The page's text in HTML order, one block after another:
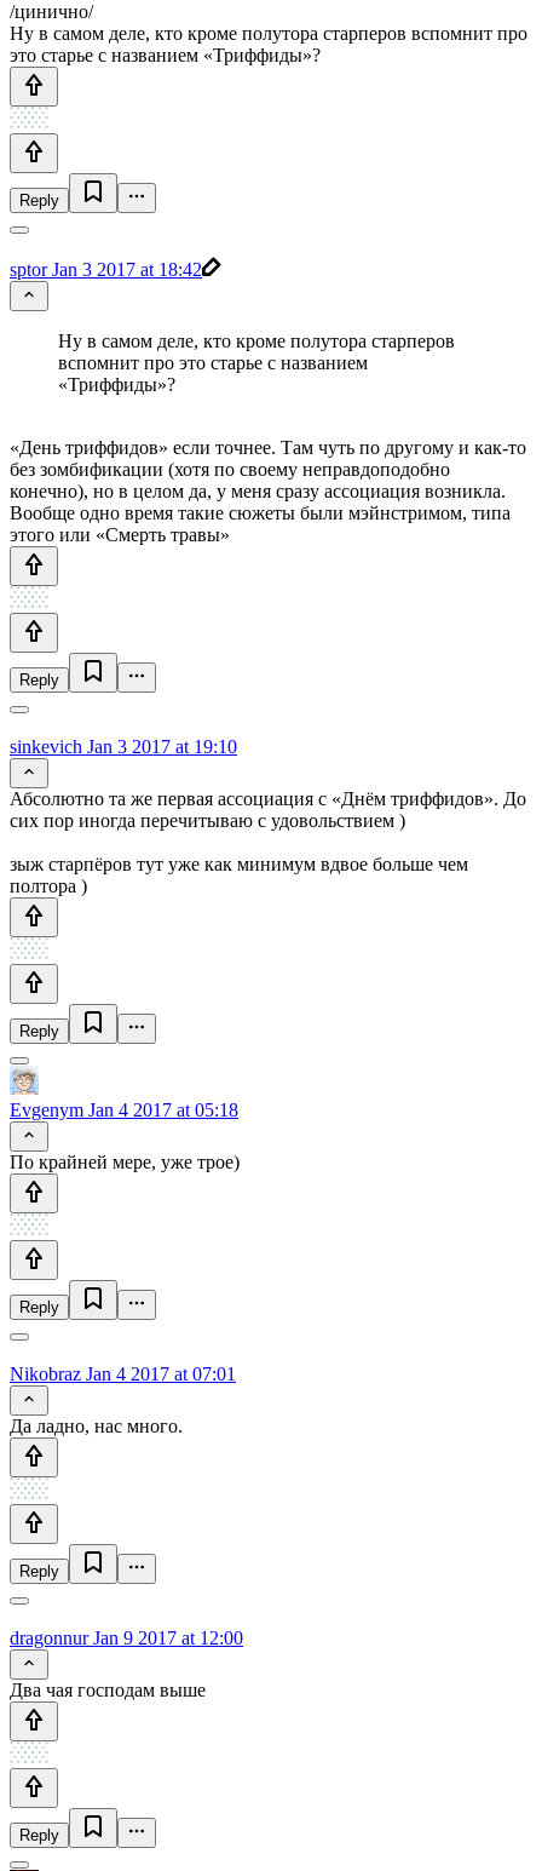
/цинично/
Ну в самом деле, кто кроме полутора старперов вспомнит про
это старье с названием «Триффиды»?
Reply
sptorJan 3 2017 at 18:42
Ну в самом деле, кто кроме полутора старперов
вспомнит про это старье с названием
«Триффиды»?
«День триффидов» если точнее. Там чуть по другому и как-то
без зомбификации (хотя по своему неправдоподобно
конечно), но в целом да, у меня сразу ассоциация возникла.
Вообще одно время такие сюжеты были мэйнстримом, типа
этого или «Смерть травы»
Reply
sinkevich Jan 3 2017 at 19:10
Абсолютно та же первая ассоциация с «Днём триффидов». До
сих пор иногда перечитываю с удовольствием )
зыж старпёров тут уже как минимум вдвое больше чем
полтора )
Reply
Evgenym Jan 4 2017 at 05:18
По крайней мере, уже трое)
Reply
Nikobraz Jan 4 2017 at 07:01
Да ладно, нас много.
Reply
dragonnurJan 9 2017 at 12:00
Два чая господам выше
Reply